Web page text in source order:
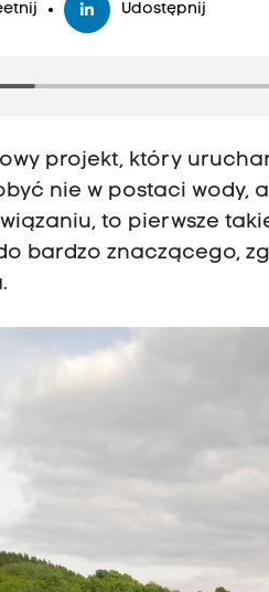
Udostępnij
projekt, który
nie w postaci wody,
to pierwsze
do bardzo znaczącego,